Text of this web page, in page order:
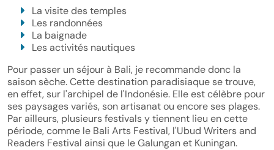
La visite des temples
Les randonnées
La baignade
Les activités nautiques
Pour passer un séjour à Bali, je recommande donc la
saison sèche. Cette destination paradisiaque se trouve,
en effet, sur l'archipel de l'Indonésie. Elle est célèbre pour
ses paysages variés, son artisanat ou encore ses plages.
Par ailleurs, plusieurs festivals y tiennent lieu en cette
période, comme le Bali Arts Festival, l'Ubud Writers and
Readers Festival ainsi que le Galungan et Kuningan.